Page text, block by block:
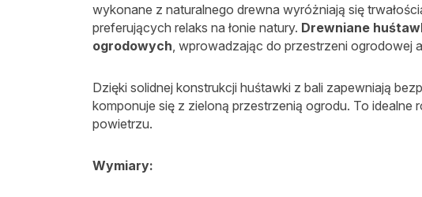
wykonane z naturalnego drewna wyróżniają się
preferujących relaks na łonie natury. Drewniane
ogrodowych , wprowadzając do przestrzeni ogrodowej
Dzięki solidnej konstrukcji huśtawki z bali zapewniają
komponuje się z zieloną przestrzenią ogrodu. To
powietrzu.
Wymiary: